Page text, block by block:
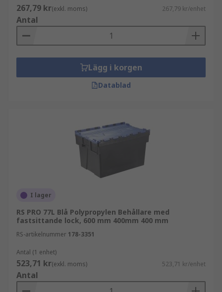
267,79 kr(exkl. moms) 267,79 kr/enhet
Antal
Lägg i korgen
Datablad
I lager
RS PRO 77L Blå Polypropylen Behållare med
fastsittande lock, 600 mm 400mm 400 mm
RS-artikelnummer 178-3351
Antal (1 enhet)
523,71 kr(exkl. moms) 523,71 kr/enhet
Antal